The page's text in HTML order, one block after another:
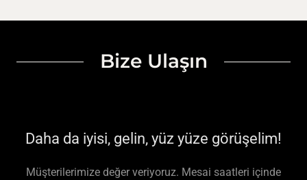
Bize Ulaşın
Daha da iyisi, gelin, yüz yüze görüşelim!
Müşterilerimize değer veriyoruz. Mesai saatleri içinde